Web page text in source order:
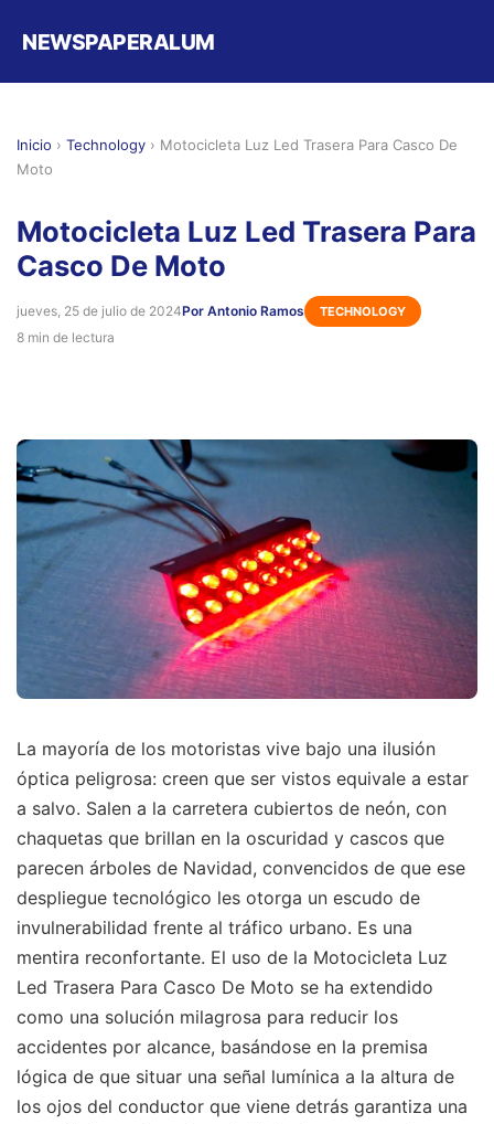
NEWSPAPERALUM
Inicio › Technology › Motocicleta Luz Led Trasera Para Casco De
Moto
Motocicleta Luz Led Trasera Para
Casco De Moto
jueves, 25 de julio de 2024Por Antonio Ramos TECHNOLOGY
8 min de lectura
La mayoría de los motoristas vive bajo una ilusión
óptica peligrosa: creen que ser vistos equivale a estar
a salvo. Salen a la carretera cubiertos de neón, con
chaquetas que brillan en la oscuridad y cascos que
parecen árboles de Navidad, convencidos de que ese
despliegue tecnológico les otorga un escudo de
invulnerabilidad frente al tráfico urbano. Es una
mentira reconfortante. El uso de la Motocicleta Luz
Led Trasera Para Casco De Moto se ha extendido
como una solución milagrosa para reducir los
accidentes por alcance, basándose en la premisa
lógica de que situar una señal lumínica a la altura de
los ojos del conductor que viene detrás garantiza una